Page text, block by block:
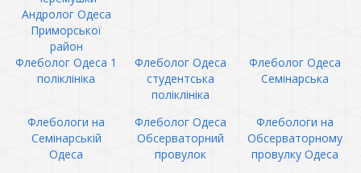
Андролог Одеса
Приморської
район
Флеболог Одеса 1
поліклініка
Флеболог Одеса
студентська
поліклініка
Флеболог Одеса
Семінарська
Флебологи на
Семінарській
Одеса
Флеболог Одеса
Обсерваторний
провулок
Флебологи на
Обсерваторному
провулку Одеса